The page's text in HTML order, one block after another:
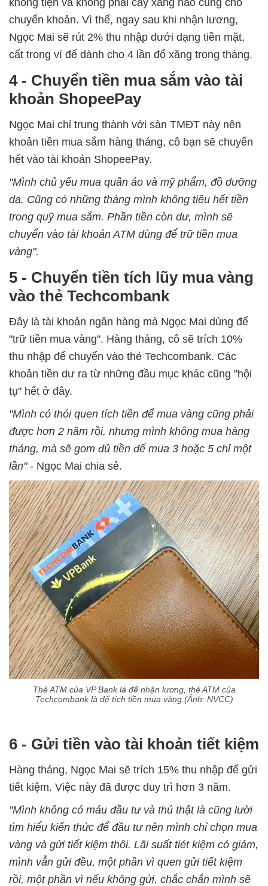
chuyển khoản. Vì thế, ngay sau khi nhận lương,
Ngọc Mai sẽ rút 2% thu nhập dưới dạng tiền mặt,
cất trong ví để dành cho 4 lần đổ xăng trong tháng.
4 - Chuyển tiền mua sắm vào tài
khoản ShopeePay
Ngọc Mai chỉ trung thành với sàn TMĐT này nên
khoản tiền mua sắm hàng tháng, cô bạn sẽ chuyển
hết vào tài khoản ShopeePay.
"Mình chủ yếu mua quần áo và mỹ phẩm, đồ dưỡng
da. Cũng có những tháng mình không tiêu hết tiền
trong quỹ mua sắm. Phần tiền còn dư, mình sẽ
chuyển vào tài khoản ATM dùng để trữ tiền mua
vàng".
5 - Chuyển tiền tích lũy mua vàng
vào thẻ Techcombank
Đây là tài khoản ngân hàng mà Ngọc Mai dùng để
"trữ tiền mua vàng". Hàng tháng, cô sẽ trích 10%
thu nhập để chuyển vào thẻ Techcombank. Các
khoản tiền dư ra từ những đầu mục khác cũng "hội
tụ" hết ở đây.
"Mình có thói quen tích tiền để mua vàng cũng phải
được hơn 2 năm rồi, nhưng mình không mua hàng
tháng, mà sẽ gom đủ tiền để mua 3 hoặc 5 chỉ một
lần" - Ngọc Mai chia sẻ.
Thẻ ATM của VP Bank là để nhận lương, thẻ ATM của
Techcombank là để tích tiền mua vàng (Ảnh: NVCC)
6 - Gửi tiền vào tài khoản tiết kiệm
Hàng tháng, Ngọc Mai sẽ trích 15% thu nhập để gửi
tiết kiệm. Việc này đã được duy trì hơn 3 năm.
"Mình không có máu đầu tư và thú thật là cũng lười
tìm hiểu kiến thức để đầu tư nên mình chỉ chọn mua
vàng và gửi tiết kiệm thôi. Lãi suất tiét kiệm có giảm,
mình vẫn gửi đều, một phần vì quen gửi tiết kiệm
rồi, một phần vì nếu không gửi, chắc chắn mình sẽ